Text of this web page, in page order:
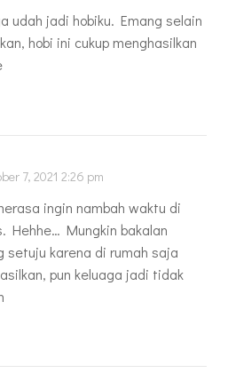
udah jadi hobiku. Emang selain
hobi ini cukup menghasilkan
7, 2021 2:26 pm
ingin nambah waktu di
Hehhe… Mungkin bakalan
setuju karena di rumah saja
pun keluaga jadi tidak